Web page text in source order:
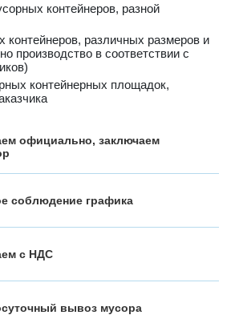
контейнеров, разной
контейнеров, различных размеров и
производство в соответствии с
контейнерных площадок,
официально, заключаем
соблюдение графика
с НДС
вывоз мусора